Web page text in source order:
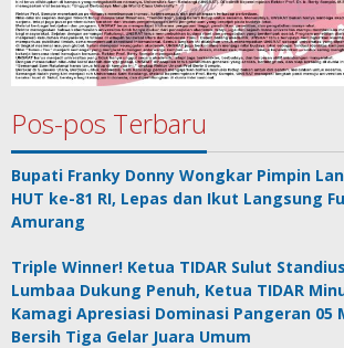
Pos-pos Terbaru
Bupati Franky Donny Wongkar Pimpin
HUT ke-81 RI, Lepas dan Ikut Langsung
Amurang
Triple Winner! Ketua TIDAR Sulut
Lumbaa Dukung Penuh, Ketua TIDAR
Kamagi Apresiasi Dominasi Pangeran 05
Bersih Tiga Gelar Juara Umum